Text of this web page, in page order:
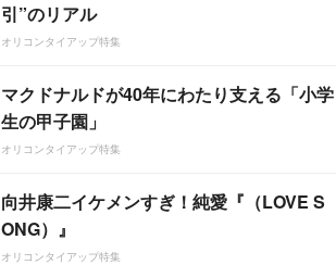
引”のリアル
オリコンタイアップ特集
マクドナルドが40年にわたり支える「小学
生の甲子園」
オリコンタイアップ特集
向井康二イケメンすぎ！純愛『（LOVE S
ONG）』
オリコンタイアップ特集